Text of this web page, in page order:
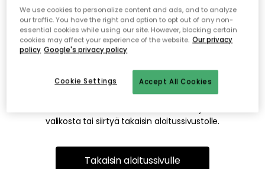
Emme valitettavasti löydä
etsimääsi sivua
Tämä voi johtua siitä, että sivua ei enää ole tai siitä, että se
on siirretty muualle. Pahoittelemme tästä mahdollisesti
valikosta tai siirtyä takaisin aloitussivustolle.
Takaisin aloitussivulle
We use cookies to personalize content and ads, and to analyze
our traffic. You have the right and option to opt out of any non-
essential cookies while using our site. However, blocking certain
cookies may affect your experience of the website. Our privacy
policy Google's privacy policy
Accept All Cookies
Cookie Settings